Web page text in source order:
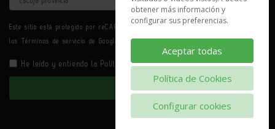
Este sitio está protegido por reCAPTCHA y se aplican la
los Términos de servicio de Google.
He leído y entiendo la Política de Privacidad
Enviar
obtener más información y
configurar sus preferencias.
Aceptar todas
Política de Cookies
Configurar cookies